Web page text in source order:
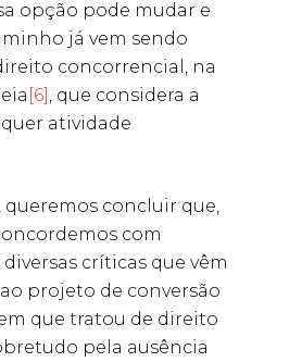
opção pode mudar e
já vem sendo
concorrencial, na
[6] , que considera a
atividade
queremos concluir que,
com
críticas que vêm
projeto de conversão
que tratou de direito
pela ausência